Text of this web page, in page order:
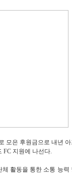
모은 후원금으로 내년
FC 지원에 나선다.
활동을 통한 소통 능